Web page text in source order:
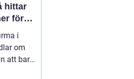
för
i
om
att bara
bygge